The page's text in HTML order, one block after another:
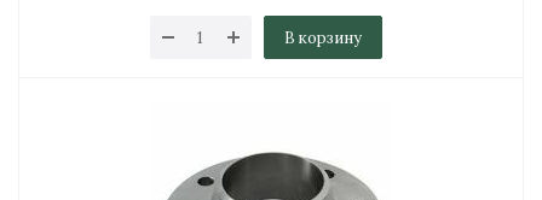
В корзину